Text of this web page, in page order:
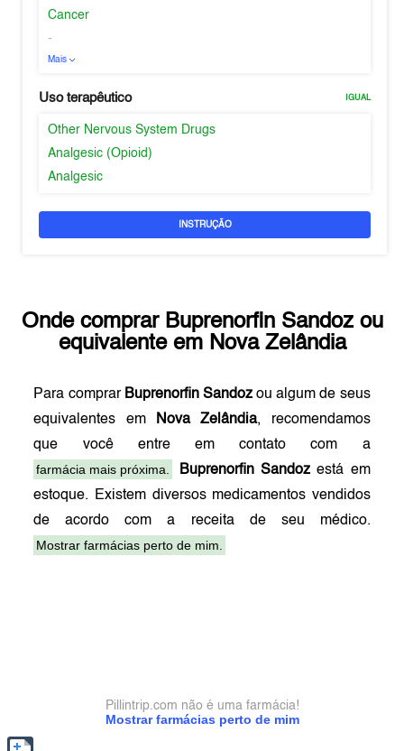
Cancer
-
Mais
Uso terapêutico IGUAL
Other Nervous System Drugs
Analgesic (Opioid)
Analgesic
INSTRUÇÃO
Onde comprar Buprenorfin Sandozou
equivalente em Nova Zelândia
Para comprar Buprenorfin Sandozou algum de seus
equivalentes em
Nova Zelândia, recomendamos
que você entre em contato com a
farmácia mais próxima.
Buprenorfin Sandoz está em
estoque. Existem diversos medicamentos vendidos
de acordo com a receita de seu médico.
Mostrar farmácias perto de mim.
Mostrar farmácias perto de mim
Pillintrip.com não é uma farmácia!